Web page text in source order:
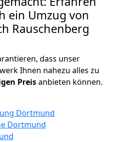
ein Umzug von
Rauschenberg
dass unser
Ihnen nahezu alles zu
Preisanbieten können.
Dortmund
Dortmund